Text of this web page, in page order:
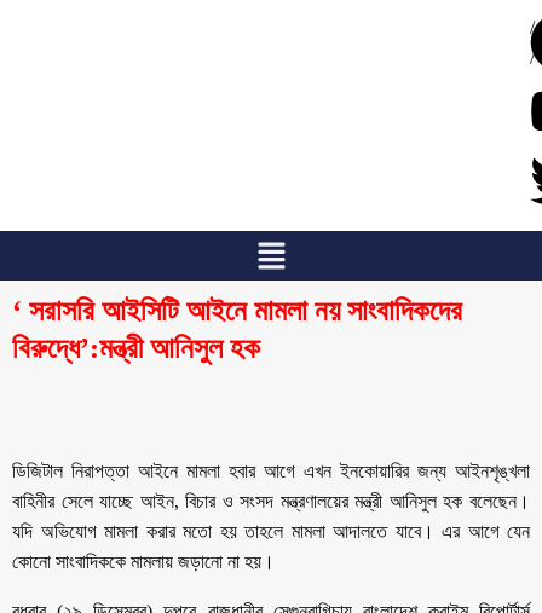
/
/
‘ সরাসরি আইসিটি আইনে মামলা নয় সাংবাদিকদের
বিরুদ্ধে’:মন্ত্রী আনিসুল হক
ডিজিটাল নিরাপত্তা আইনে মামলা হবার আগে এখন ইনকোয়ারির জন্য আইনশৃঙ্খলা
বাহিনীর সেলে যাচ্ছে আইন, বিচার ও সংসদ মন্ত্রণালয়ের মন্ত্রী আনিসুল হক বলেছেন।
যদি অভিযোগ মামলা করার মতো হয় তাহলে মামলা আদালতে যাবে। এর আগে যেন
কোনো সাংবাদিককে মামলায় জড়ানো না হয়।